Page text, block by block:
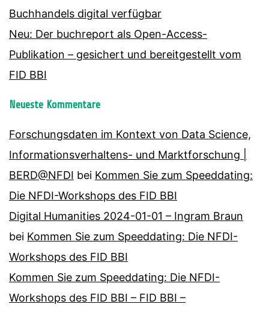
Buchhandels digital verfügbar
Neu: Der buchreport als Open-Access-
Publikation – gesichert und bereitgestellt vom
FID BBI
Neueste Kommentare
Forschungsdaten im Kontext von Data Science,
Informationsverhaltens- und Marktforschung |
BERD@NFDI bei Kommen Sie zum Speeddating:
Die NFDI-Workshops des FID BBI
Digital Humanities 2024-01-01 – Ingram Braun
bei Kommen Sie zum Speeddating: Die NFDI-
Workshops des FID BBI
Kommen Sie zum Speeddating: Die NFDI-
Workshops des FID BBI – FID BBI –